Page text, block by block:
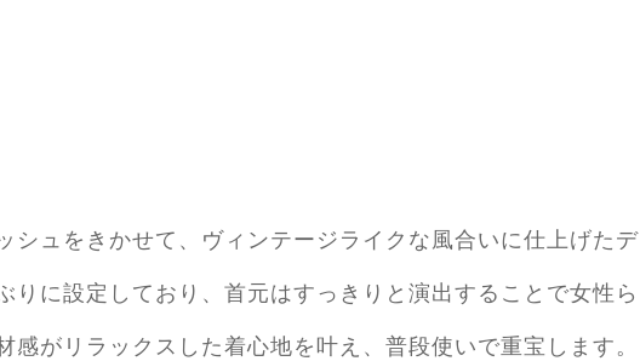
シュをきかせて、ヴィンテージライクな風合いに仕上げたデ
りに設定しており、首元はすっきりと演出することで女性ら
がリラックスした着心地を叶え、普段使いで重宝します。